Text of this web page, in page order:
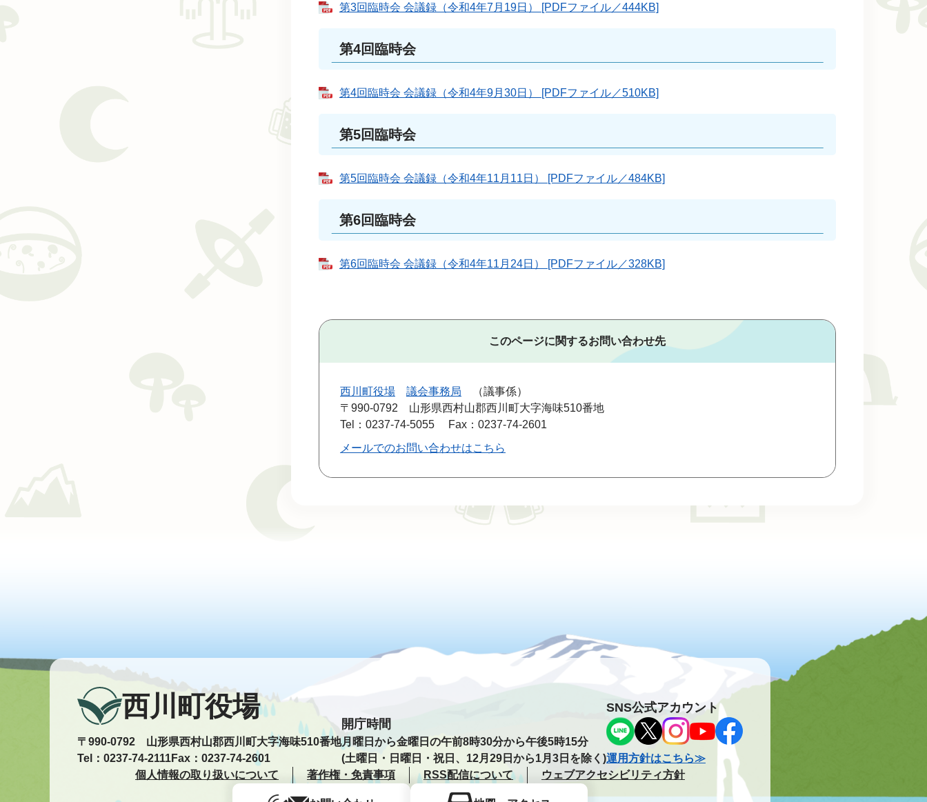
第3回臨時会 会議録（令和4年7月19日） [PDFファイル／444KB]
第4回臨時会
第4回臨時会 会議録（令和4年9月30日） [PDFファイル／510KB]
第5回臨時会
第5回臨時会 会議録（令和4年11月11日） [PDFファイル／484KB]
第6回臨時会
第6回臨時会 会議録（令和4年11月24日） [PDFファイル／328KB]
このページに関するお問い合わせ先
西川町役場 議会事務局
議事係
〒990-0792
山形県西村山郡西川町大字海味510番地
Tel：0237-74-5055
Fax：0237-74-2601
メールでのお問い合わせはこちら
西川町役場
〒990-0792 山形県西村山郡西川町大字海味510番地
Tel：0237-74-2111Fax：0237-74-2601
開庁時間
月曜日から金曜日の午前8時30分から午後5時15分
(土曜日・日曜日・祝日、12月29日から1月3日を除く)
SNS公式アカウント
運用方針はこちら≫
個人情報の取り扱いについて
著作権・免責事項 RSS配信について ウェブアクセシビリティ方針